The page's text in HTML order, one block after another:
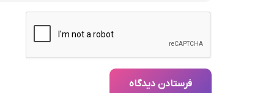
فرستادن دیدگاه